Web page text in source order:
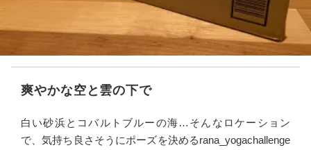
爽やかな空と雲の下で
白い砂浜とコバルトブルーの海…そんなロケーション
で、気持ち良さそうにポーズを決めるrana_yogachallenge